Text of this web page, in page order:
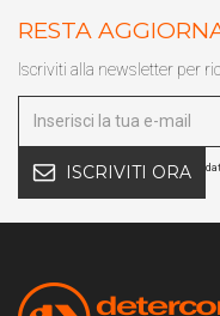
RESTA
Iscriviti alla newsletter per
ISCRIVITI ORA